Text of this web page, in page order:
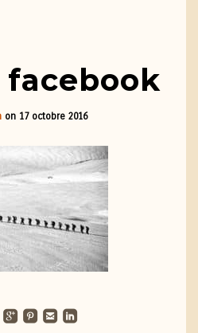
on 17 octobre 2016
roundedgoogleplus roundedpinterest roundedemail roundedlinkedin